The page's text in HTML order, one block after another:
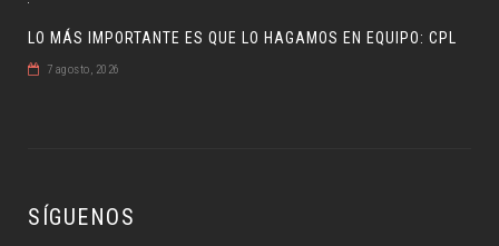
LO MÁS IMPORTANTE ES QUE LO HAGAMOS EN EQUIPO: CPL
7 agosto, 2026
SÍGUENOS